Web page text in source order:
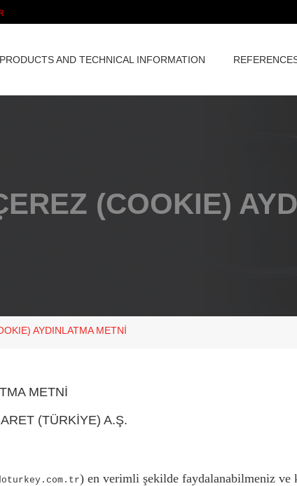
PRODUCTS AND TECHNICAL INFORMATION
(COOKIE)
AYDINLATMA METNİ
METNİ
(TÜRKİYE) A.Ş.
) en verimli şekilde faydalanabilmeniz ve